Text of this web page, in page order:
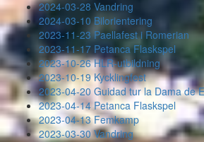
2024-03-28 Vandring
2024-03-10 Bilorientering
2023-11-23 Paellafest i Romerian
2023-11-17 Petanca Flaskspel
2023-10-26 HLR-utbildning
2023-10-19 Kycklingfest
2023-04-20 Guidad tur la Dama de
2023-04-14 Petanca Flaskspel
2023-04-13 Femkamp
2023-03-30 Vandring